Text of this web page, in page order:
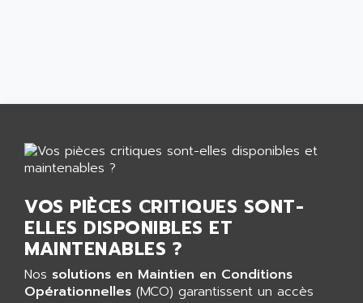
ATP
8200-SERIES
SERIE 9000
SIMATIC ET200
SERVOPACK
AKO
ALARMCOM
ALCATEL
ALCATEL-LUCENT
ALDES
ALES
ALFA PROGETTI
ALFA ROBOT
VOS PIÈCES CRITIQUES SONT-
ELLES DISPONIBLES ET
MAINTENABLES ?
Nos solutions en Maintien en Conditions
Opérationnelles (MCO) garantissent un accès